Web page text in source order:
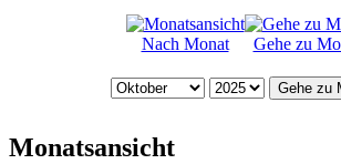
Nach Monat Gehe zu
Gehe zu
Monatsansicht